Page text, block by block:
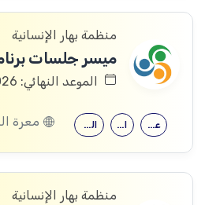
منظمة بهار الإنسانية
ميسر جلسات
الموعد النهائي: 09/08/2026
الثانوية العامة الحقوق علم النفس معرة
منظمة بهار الإنسانية